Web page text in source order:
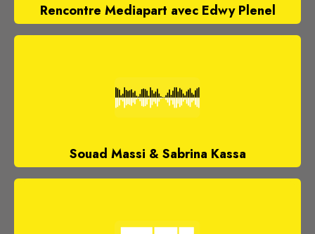
Rencontre Mediapart avec Edwy Plenel
Souad Massi & Sabrina Kassa